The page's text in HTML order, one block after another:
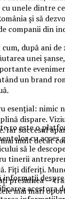
cu unele dintre
și să
companii din
după ani de
unei
un brand
esențial: nimic
dispare.
Iar succesul
mult decât
tinerii
Fiți diferiți.
presiunea —
mai mari
este o
cu acces
să le
informații
acestora